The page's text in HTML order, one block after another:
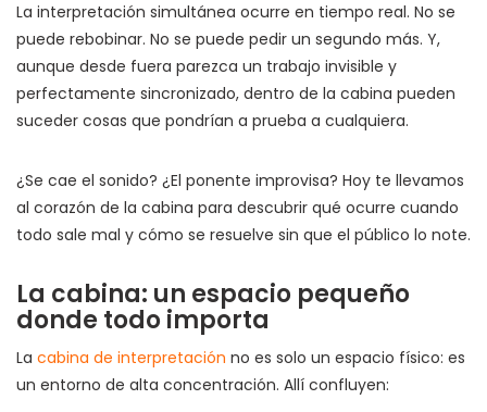
La interpretación simultánea ocurre en tiempo real. No se
puede rebobinar. No se puede pedir un segundo más. Y,
aunque desde fuera parezca un trabajo invisible y
perfectamente sincronizado, dentro de la cabina pueden
suceder cosas que pondrían a prueba a cualquiera.
¿Se cae el sonido? ¿El ponente improvisa? Hoy te llevamos
al corazón de la cabina para descubrir qué ocurre cuando
todo sale mal y cómo se resuelve sin que el público lo note.
La cabina: un espacio pequeño
donde todo importa
La cabina de interpretación no es solo un espacio físico: es
un entorno de alta concentración. Allí confluyen: